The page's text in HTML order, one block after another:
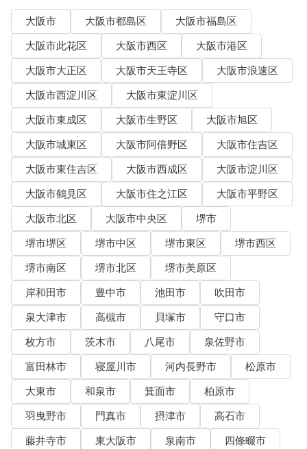
大阪市 大阪市都島区
大阪市福島区
大阪市此花区
大阪市西区
大阪市港区
大阪市大正区
大阪市天王寺区
大阪市浪速区
大阪市西淀川区
大阪市東淀川区
大阪市東成区
大阪市生野区
大阪市旭区
大阪市城東区
大阪市阿倍野区
大阪市住吉区
大阪市東住吉区
大阪市西成区
大阪市淀川区
大阪市鶴見区
大阪市住之江区
大阪市平野区
大阪市北区
大阪市中央区
堺市
堺市堺区
堺市中区 堺市東区
堺市西区
堺市南区
堺市北区
堺市美原区
岸和田市
豊中市 池田市
吹田市
泉大津市
高槻市 貝塚市
守口市
枚方市
茨木市 八尾市
泉佐野市
富田林市
寝屋川市 河内長野市
松原市
大東市
和泉市 箕面市
柏原市
羽曳野市
門真市 摂津市
高石市
藤井寺市
東大阪市 泉南市
四條畷市